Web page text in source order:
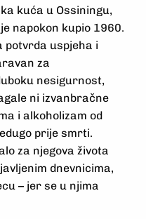
kuća u Ossiningu,
napokon kupio 1960.
potvrda uspjeha i
za
nesigurnost,
ni izvanbračne
i alkoholizam od
prije smrti.
za njegova života
dnevnicima,
– jer se u njima